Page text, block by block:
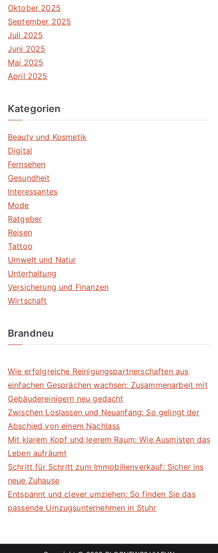
Oktober 2025
September 2025
Juli 2025
Juni 2025
Mai 2025
April 2025
Kategorien
Beauty und Kosmetik
Digital
Fernsehen
Gesundheit
Interessantes
Mode
Ratgeber
Reisen
Tattoo
Umwelt und Natur
Unterhaltung
Versicherung und Finanzen
Wirtschaft
Brandneu
Wie erfolgreiche Reinigungspartnerschaften aus
einfachen Gesprächen wachsen: Zusammenarbeit mit
Gebäudereinigern neu gedacht
Zwischen Loslassen und Neuanfang: So gelingt der
Abschied von einem Nachlass
Mit klarem Kopf und leerem Raum: Wie Ausmisten das
Leben aufräumt
Schritt für Schritt zum Immobilienverkauf: Sicher ins
neue Zuhause
Entspannt und clever umziehen: So finden Sie das
passende Umzugsunternehmen in Stuhr